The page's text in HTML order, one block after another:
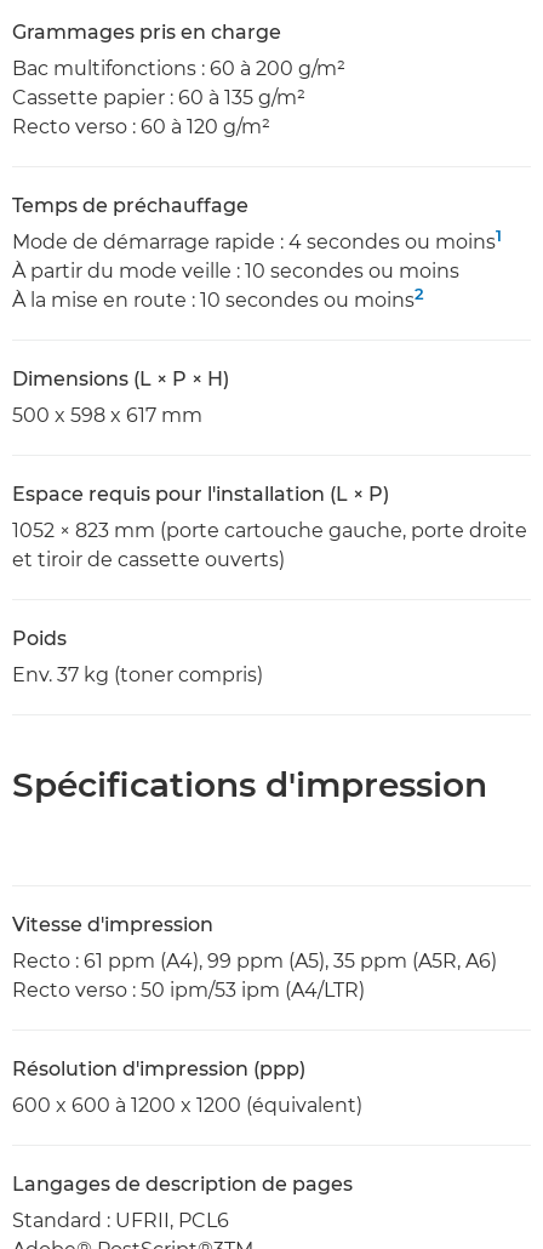
Grammages pris en charge
Bac multifonctions : 60 à 200 g/m²
Cassette papier : 60 à 135 g/m²
Recto verso : 60 à 120 g/m²
Temps de préchauffage
Mode de démarrage rapide : 4 secondes ou moins1
À partir du mode veille : 10 secondes ou moins
À la mise en route : 10 secondes ou moins2
Dimensions (L × P × H)
500 x 598 x 617 mm
Espace requis pour l'installation (L × P)
1052 × 823 mm (porte cartouche gauche, porte droite
et tiroir de cassette ouverts)
Poids
Env. 37 kg (toner compris)
Spécifications d'impression
Vitesse d'impression
Recto : 61 ppm (A4), 99 ppm (A5), 35 ppm (A5R, A6)
Recto verso : 50 ipm/53 ipm (A4/LTR)
Résolution d'impression (ppp)
600 x 600 à 1200 x 1200 (équivalent)
Langages de description de pages
Standard : UFRII, PCL6